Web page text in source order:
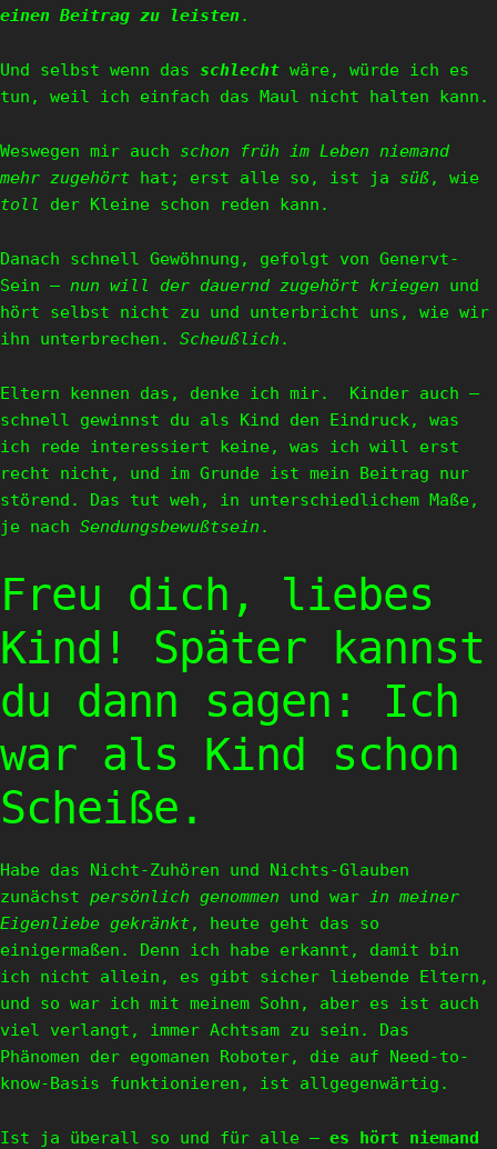
einen Beitrag zu leisten.
Und selbst wenn das schlecht wäre, würde ich es
tun, weil ich einfach das Maul nicht halten kann.
Weswegen mir auch schon früh im Leben niemand
mehr zugehört hat; erst alle so, ist ja süß, wie
toll
der Kleine schon reden kann.
Danach schnell Gewöhnung, gefolgt von Genervt-
Sein – nun will der dauernd zugehört kriegen und
hört selbst nicht zu und unterbricht uns, wie wir
ihn unterbrechen. Scheußlich .
Eltern kennen das, denke ich mir. Kinder auch –
schnell gewinnst du als Kind den Eindruck, was
ich rede interessiert keine, was ich will erst
recht nicht, und im Grunde ist mein Beitrag nur
störend. Das tut weh, in unterschiedlichem Maße,
je nach Sendungsbewußtsein .
Freu dich, liebes
Kind! Später kannst
du dann sagen: Ich
war als Kind schon
Scheiße.
Habe das Nicht-Zuhören und Nichts-Glauben
zunächst persönlich genommen und war in meiner
Eigenliebe gekränkt, heute geht das so
einigermaßen. Denn ich habe erkannt, damit bin
ich nicht allein, es gibt sicher liebende Eltern,
und so war ich mit meinem Sohn, aber es ist auch
viel verlangt, immer Achtsam zu sein. Das
Phänomen der egomanen Roboter, die auf Need-to-
know-Basis funktionieren, ist allgegenwärtig.
Ist ja überall so und für alle – es hört niemand